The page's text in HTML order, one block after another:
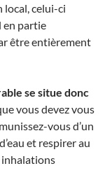
local, celui-ci
en partie
être entièrement
se situe donc
vous devez vous
vous d’un
et respirer au
inhalations